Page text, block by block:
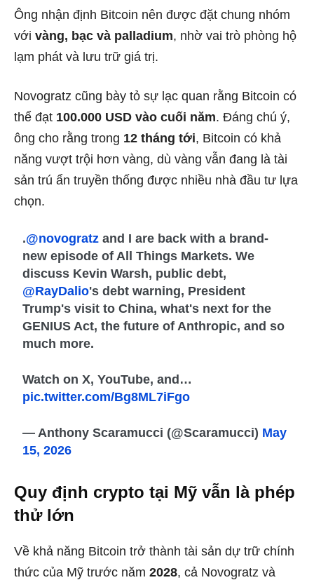
Ông nhận định Bitcoin nên được đặt chung nhóm
với vàng, bạc và palladium, nhờ vai trò phòng hộ
lạm phát và lưu trữ giá trị.
Novogratz cũng bày tỏ sự lạc quan rằng Bitcoin có
thể đạt 100.000 USD vào cuối năm. Đáng chú ý,
ông cho rằng trong 12 tháng tới, Bitcoin có khả
năng vượt trội hơn vàng, dù vàng vẫn đang là tài
sản trú ẩn truyền thống được nhiều nhà đầu tư lựa
chọn.
.@novogratz and I are back with a brand-
new episode of All Things Markets. We
discuss Kevin Warsh, public debt,
@RayDalio's debt warning, President
Trump's visit to China, what's next for the
GENIUS Act, the future of Anthropic, and so
much more.
Watch on X, YouTube, and…
pic.twitter.com/Bg8ML7iFgo
— Anthony Scaramucci (@Scaramucci) May
15, 2026
Quy định crypto tại Mỹ vẫn là phép
thử lớn
Về khả năng Bitcoin trở thành tài sản dự trữ chính
thức của Mỹ trước năm 2028, cả Novogratz và